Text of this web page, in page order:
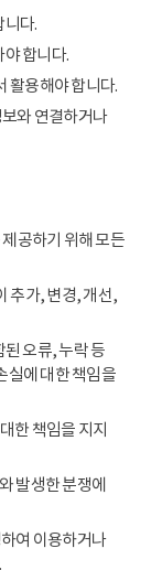
니다.
합니다.
활용해야 합니다.
와 연결하거나
공하기 위해 모든
추가, 변경, 개선,
오류, 누락 등
실에 대한 책임을
한 책임을 지지
발생한 분쟁에
여 이용하거나